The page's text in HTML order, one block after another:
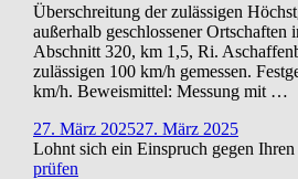
Überschreitung der zulässigen
außerhalb geschlossener Ortschaften
Abschnitt 320, km 1,5, Ri.
zulässigen 100 km/h gemessen.
km/h. Beweismittel: Messung mit …
27. März 202527. März 2025
Lohnt sich ein Einspruch gegen
prüfen